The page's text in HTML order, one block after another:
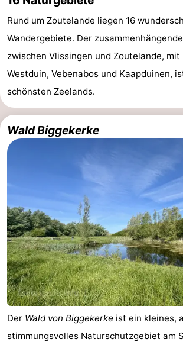
Walcherse
bos
Dishoek
-
Vlissingen
Middelburg
Zeeuws-
Nieuwvliet
-
Sluis
-
Cadzand
-
Natur
Het
Zwin
Wetter
Kontakt
Rund um Zoutelande liegen 16
Wandergebiete. Der
zwischen Vlissingen und Zoutelande, mit
Westduin, Vebenabos und Kaapduinen,
schönsten Zeelands.
Wald Biggekerke
Der Wald von Biggekerke ist ein kleines,
stimmungsvolles Naturschutzgebiet am